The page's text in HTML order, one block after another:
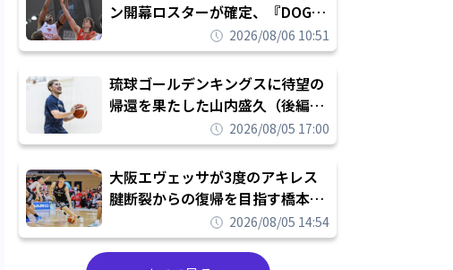
ン開幕ロスターが確定、『DOG
FIGHT』のチームカルチャーを推
し進めて結果を求めるシーズンへ
2026/08/06 10:51
琉球ゴールデンキングスに待望の
帰還を果たした山内盛久（後編）
「1人のウチナーンチュとしてみ
んなが誇りに思えるチームにして
いく」
2026/08/05 17:00
大阪エヴェッサが3度のアキレス
腱断裂からの復帰を目指す橋本拓
哉と契約を締結「もう一度コート
に立ちたい」
2026/08/05 14:54